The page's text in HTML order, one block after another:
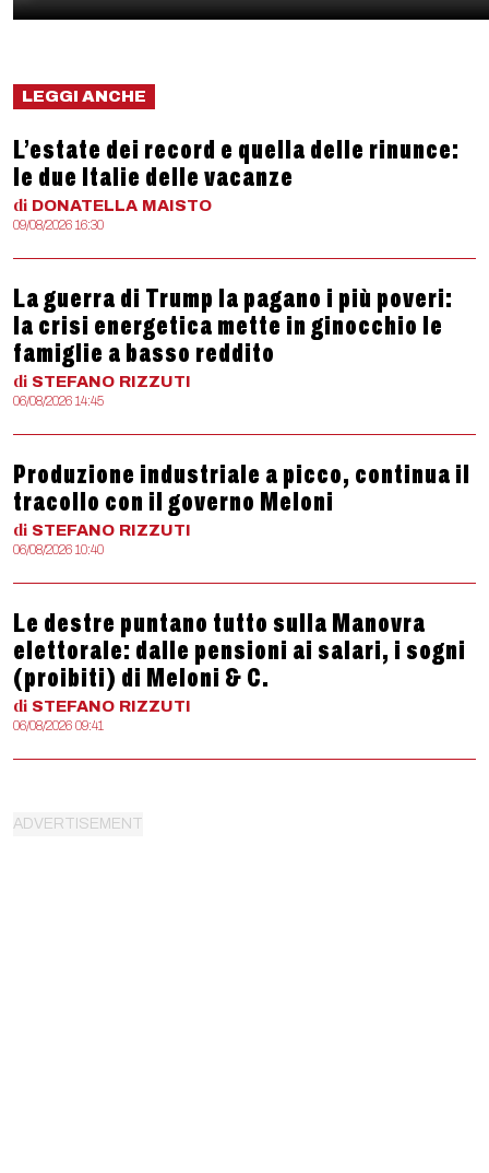
LEGGI ANCHE
L’estate dei record e quella delle rinunce:
le due Italie delle vacanze
di DONATELLA MAISTO
09/08/2026 16:30
La guerra di Trump la pagano i più poveri:
la crisi energetica mette in ginocchio le
famiglie a basso reddito
di STEFANO RIZZUTI
06/08/2026 14:45
Produzione industriale a picco, continua il
tracollo con il governo Meloni
di STEFANO RIZZUTI
06/08/2026 10:40
Le destre puntano tutto sulla Manovra
elettorale: dalle pensioni ai salari, i sogni
(proibiti) di Meloni & C.
di STEFANO RIZZUTI
06/08/2026 09:41